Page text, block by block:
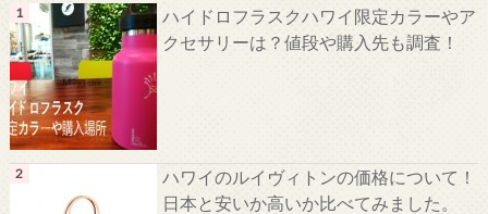
ハイドロフラスクハワイ限定カラーやア
クセサリーは？値段や購入先も調査！
ハワイのルイヴィトンの価格について！
日本と安いか高いか比べてみました。